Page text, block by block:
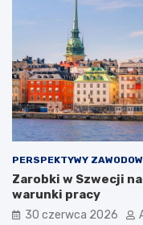
PERSPEKTYWY
Zarobki w Szwecji
warunki pracy
30 czerwca 2026